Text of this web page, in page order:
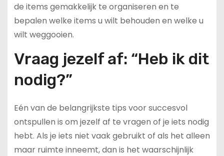
de items gemakkelijk te organiseren en te
bepalen welke items u wilt behouden en welke u
wilt weggooien.
Vraag jezelf af: “Heb ik dit
nodig?”
Eén van de belangrijkste tips voor succesvol
ontspullen is om jezelf af te vragen of je iets nodig
hebt. Als je iets niet vaak gebruikt of als het alleen
maar ruimte inneemt, dan is het waarschijnlijk